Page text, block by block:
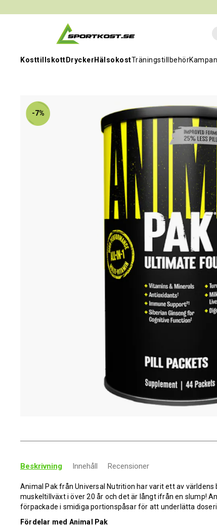
KosttillskottDryckerHälsokostTräningstillbehör
-7%
Beskrivning Innehåll Recensioner
Animal Pak från Universal Nutrition har varit ett av
muskeltillväxt i över 20 år och det är långt ifrån en slump!
förpackade i smidiga portionspåsar för att underlätta
Fördelar med Animal Pak